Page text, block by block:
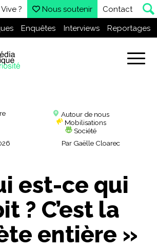
? Nous soutenir Contact
Enquêtes Interviews Reportages
Autour de nous
Mobilisations
Société
Par Gaëlle Cloarec
est-ce qui
? C’est la
entière »